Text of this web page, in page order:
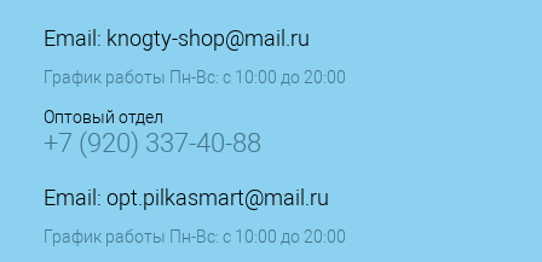
Email: knogty-shop@mail.ru
График работы Пн-Вс: с 10:00 до 20:00
Оптовый отдел
+7 (920) 337-40-88
Email: opt.pilkasmart@mail.ru
График работы Пн-Вс: с 10:00 до 20:00